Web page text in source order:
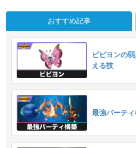
おすすめ記事
ビビヨンの
える技
最強パーテ